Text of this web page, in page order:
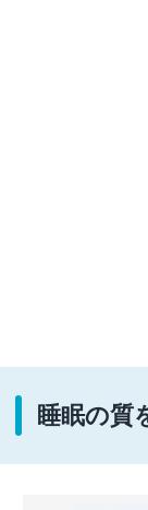
睡眠の質